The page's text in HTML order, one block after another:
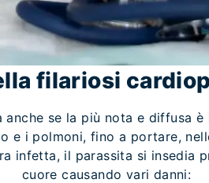
filariosi
se la più nota e diffusa è
e i polmoni, fino a portare,
infetta, il parassita si insedia
cuore causando vari danni: